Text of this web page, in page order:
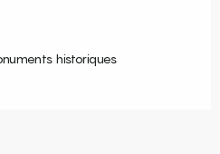
historiques